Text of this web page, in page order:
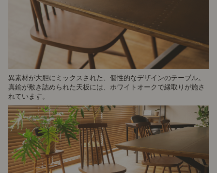
異素材が大胆にミックスされた、個性的なデザインのテーブル。
真鍮が敷き詰められた天板には、ホワイトオークで縁取りが施さ
れています。